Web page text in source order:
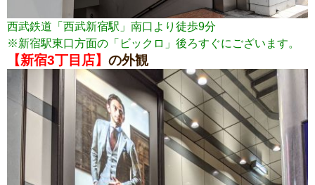
西武鉄道「西武新宿駅」南口より徒歩9分
※新宿駅東口方面の「ビックロ」後ろすぐにございます。
【新宿3丁目店】 の外観